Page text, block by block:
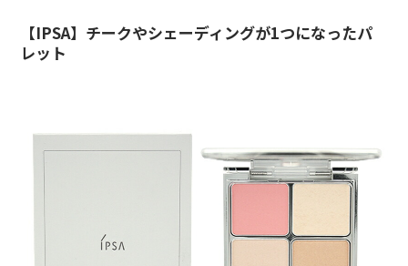
【IPSA】チークやシェーディングが1つになったパ
レット